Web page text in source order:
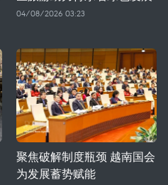
04/08/2026 03:23
聚焦破解制度瓶颈 越南国会
为发展蓄势赋能